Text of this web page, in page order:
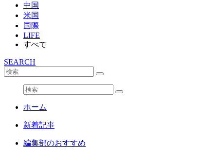
中国
米国
国際
LIFE
すべて
SEARCH
ホーム
新着記事
編集部のおすすめ